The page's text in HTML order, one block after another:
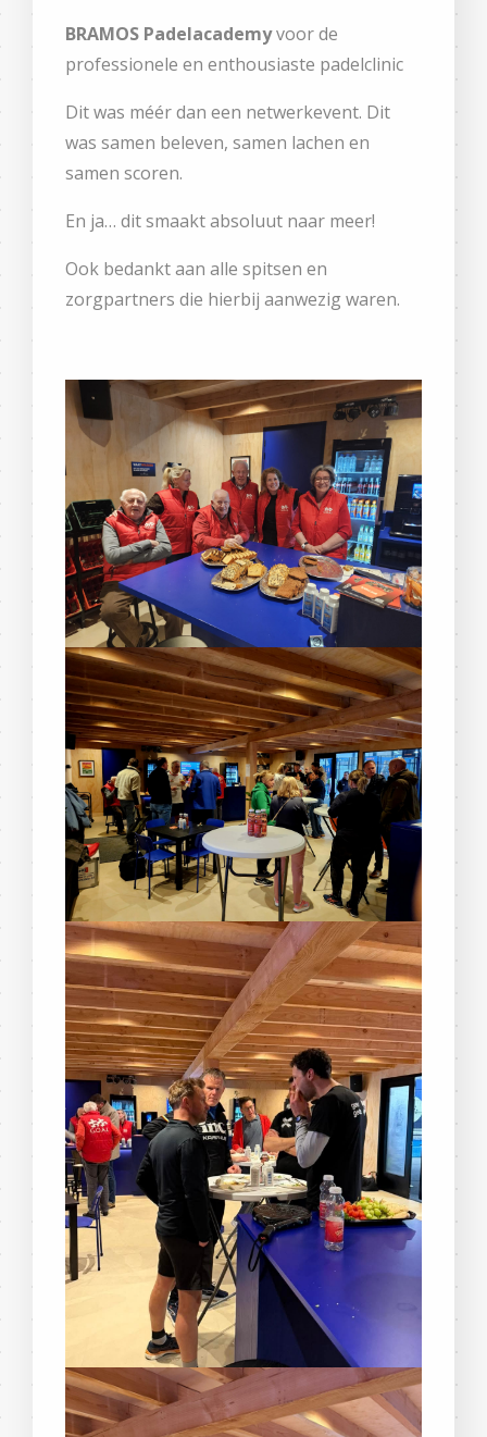
BRAMOS Padelacademyvoor de
professionele en enthousiaste padelclinic
Dit was méér dan een netwerkevent. Dit
was samen beleven, samen lachen en
samen scoren.
En ja… dit smaakt absoluut naar meer!
Ook bedankt aan alle spitsen en
zorgpartners die hierbij aanwezig waren.